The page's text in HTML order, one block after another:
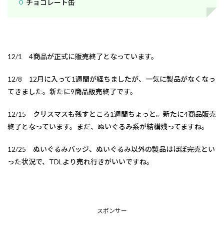
チョコレート缶
12/1 4商品が正式に販売終了となっています。
12/8 12月に入って1週間が経ちましたが、一気に製品がなくなっ
てきました。新たに9商品販売終了です。
12/15 クリスマスも残すところ1週間ちょっと。新たに4商品販売
終了となっています。まだ、ぬいぐるみ系が結構残ってますね。
12/25 ぬいぐるみバッジ、ぬいぐるみ以外の製品はほぼ完売とい
った状況で、TDLより売れ行きがいいですね。
スポンサー